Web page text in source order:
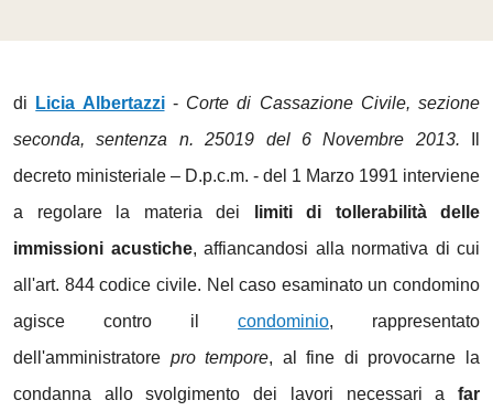
di Licia Albertazzi- Corte di Cassazione Civile, sezione
seconda, sentenza n. 25019 del 6 Novembre 2013.
decreto ministeriale – D.p.c.m. - del 1 Marzo 1991 interviene
a regolare la materia dei
limiti di tollerabilità delle
immissioni acustiche, affiancandosi alla normativa di cui
all'art. 844 codice civile. Nel caso esaminato un condomino
agisce contro il condominio, rappresentato
dell'amministratore pro tempore, al fine di provocarne la
condanna allo svolgimento dei lavori necessari a far